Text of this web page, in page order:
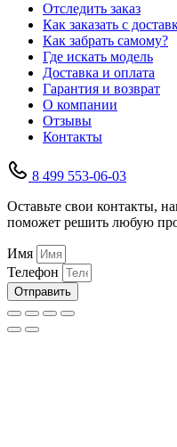
Отследить заказ
Как заказать с
Как забрать самому?
Где искать модель
Доставка и оплата
Гарантия и возврат
О компании
Отзывы
Контакты
8 499 553-06-03
Оставьте свои контакты,
поможет решить любую
Имя
Телефон
Отправить